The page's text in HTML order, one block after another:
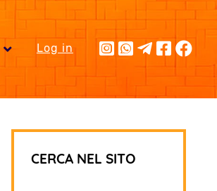
Log in
CERCA NEL SITO